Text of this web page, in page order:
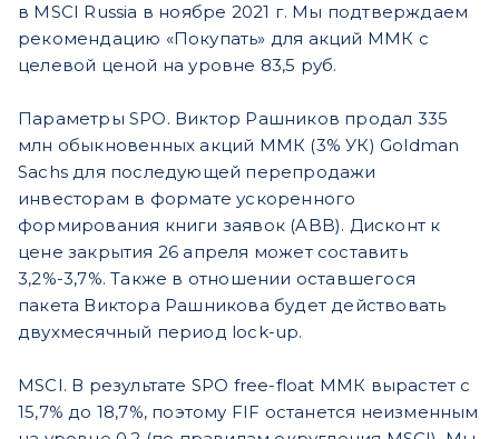
в MSCI Russia в ноябре 2021 г. Мы подтверждаем
рекомендацию «Покупать» для акций ММК с
целевой ценой на уровне 83,5 руб.
Параметры SPO. Виктор Рашников продал 335
млн обыкновенных акций ММК (3% УК) Goldman
Sachs для последующей перепродажи
инвесторам в формате ускоренного
формирования книги заявок (ABB). Дисконт к
цене закрытия 26 апреля может составить
3,2%-3,7%. Также в отношении оставшегося
пакета Виктора Рашникова будет действовать
двухмесячный период lock-up.
MSCI. В результате SPO free-float ММК вырастет с
15,7% до 18,7%, поэтому FIF останется неизменным